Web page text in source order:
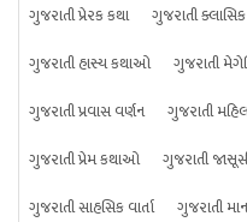
ગુજરાતી પ્રેરક કથા
ગુજરાતી
ગુજરાતી હાસ્ય કથાઓ
ગુજરાતી
ગુજરાતી પ્રવાસ વર્ણન
ગુજરાતી
ગુજરાતી પ્રેમ કથાઓ
ગુજરાતી
ગુજરાતી સાહસિક વાર્તા
ગુજરાતી